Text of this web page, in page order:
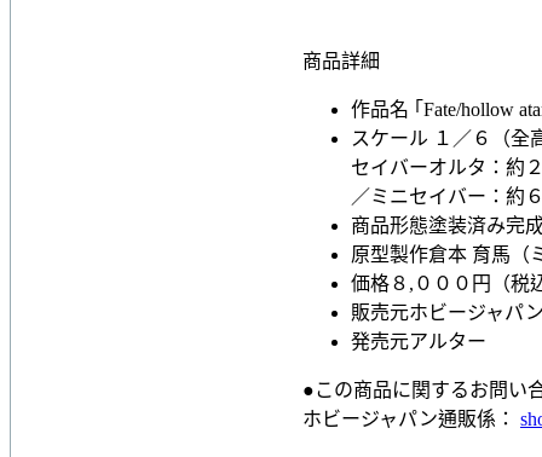
商品詳細
作品名 ｢Fate/hollow
スケール １／６（全
セイバーオルタ：約
／ミニセイバー：約
商品形態塗装済み完
原型製作倉本 育馬（
価格８,０００円（税
販売元ホビージャパ
発売元アルター
●この商品に関するお問い
ホビージャパン通販係：